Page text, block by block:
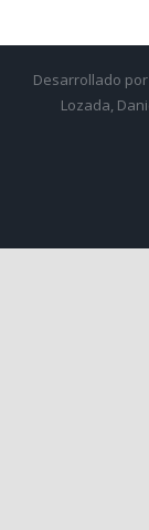
Desarrollado por
Lozada,